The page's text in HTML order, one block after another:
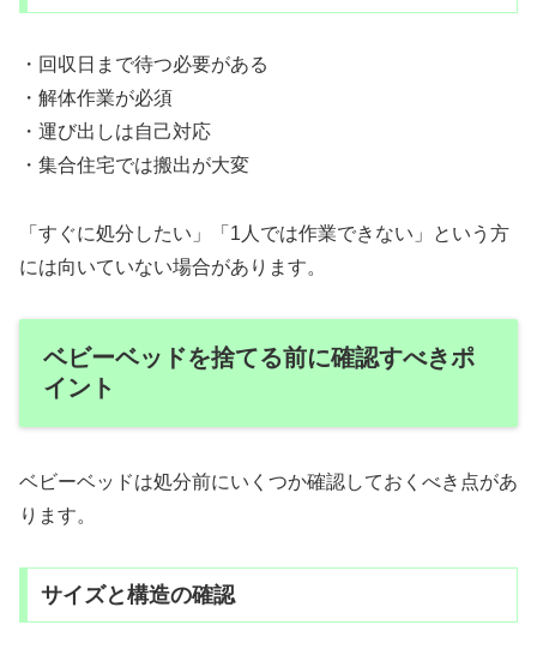
・回収日まで待つ必要がある
・解体作業が必須
・運び出しは自己対応
・集合住宅では搬出が大変
「すぐに処分したい」「1人では作業できない」という方
には向いていない場合があります。
ベビーベッドを捨てる前に確認すべきポ
イント
ベビーベッドは処分前にいくつか確認しておくべき点があ
ります。
サイズと構造の確認